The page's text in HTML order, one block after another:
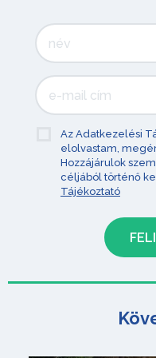
Az Adatkezelési
elolvastam,
Hozzájárulok
céljából történő
Tájékoztató